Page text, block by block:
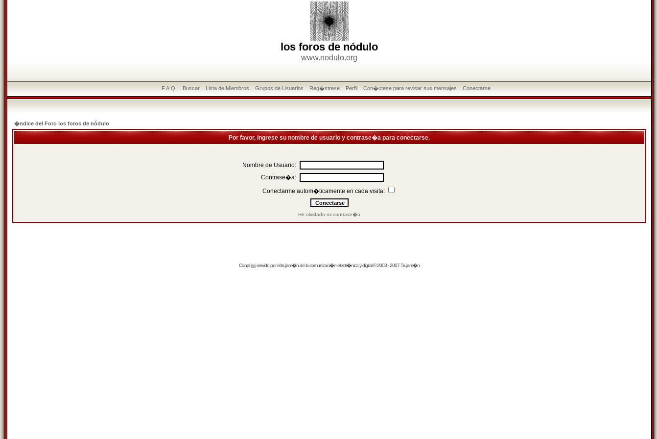
los foros de nódulo
www.nodulo.org
F.A.Q. Buscar Lista de Miembros Grupos de Usuarios Reg�strese Perfil Con�ctese para revisar sus mensajes Conectarse
�ndice del Foro los foros de nódulo
Por favor, ingrese su nombre de usuario y contrase�a para conectarse.
Nombre de Usuario:
Contrase�a:
Conectarme autom�ticamente en cada visita:
He olvidado mi contrase�a
Canalrssservido por eltrujam�nde la comunicaci�n electr�nica y digital © 2003 - 2007 Trujam�n